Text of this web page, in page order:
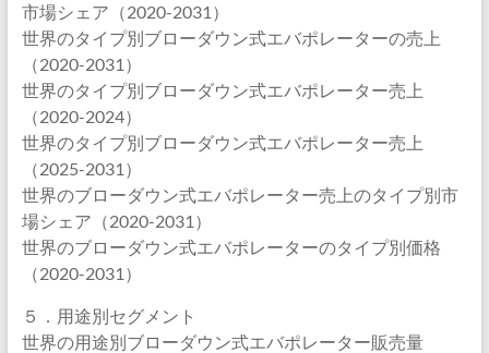
市場シェア（2020-2031）
世界のタイプ別ブローダウン式エバポレーターの売上
（2020-2031）
世界のタイプ別ブローダウン式エバポレーター売上
（2020-2024）
世界のタイプ別ブローダウン式エバポレーター売上
（2025-2031）
世界のブローダウン式エバポレーター売上のタイプ別市
場シェア（2020-2031）
世界のブローダウン式エバポレーターのタイプ別価格
（2020-2031）
５．用途別セグメント
世界の用途別ブローダウン式エバポレーター販売量